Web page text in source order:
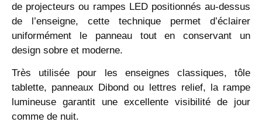
de projecteurs ou rampes LED positionnés au-dessus
de l’enseigne, cette technique permet d’éclairer
uniformément le panneau tout en conservant un
design sobre et moderne.
Très utilisée pour les enseignes classiques, tôle
tablette, panneaux Dibond ou lettres relief, la rampe
lumineuse garantit une excellente visibilité de jour
comme de nuit.